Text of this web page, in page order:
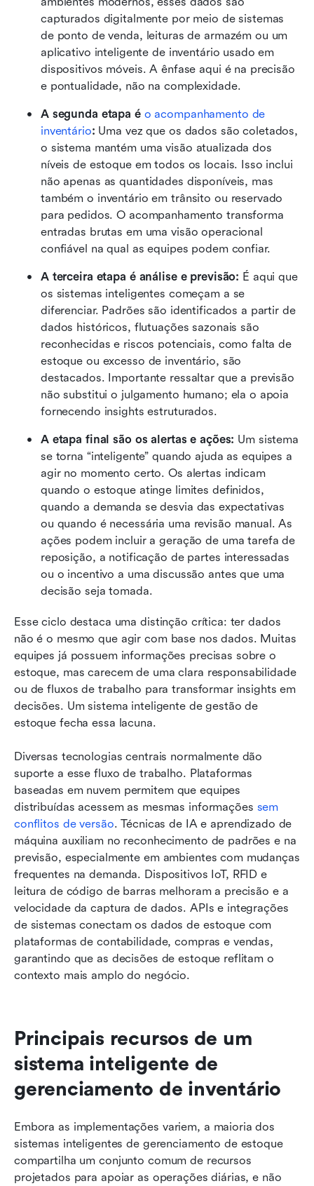
capturados digitalmente por meio de sistemas
de ponto de venda, leituras de armazém ou um
aplicativo inteligente de inventário usado em
dispositivos móveis. A ênfase aqui é na precisão
e pontualidade, não na complexidade.
A segunda etapa é o acompanhamento de
inventário: Uma vez que os dados são coletados,
o sistema mantém uma visão atualizada dos
níveis de estoque em todos os locais. Isso inclui
não apenas as quantidades disponíveis, mas
também o inventário em trânsito ou reservado
para pedidos. O acompanhamento transforma
entradas brutas em uma visão operacional
confiável na qual as equipes podem confiar.
A terceira etapa é análise e previsão: É aqui que
os sistemas inteligentes começam a se
diferenciar. Padrões são identificados a partir de
dados históricos, flutuações sazonais são
reconhecidas e riscos potenciais, como falta de
estoque ou excesso de inventário, são
destacados. Importante ressaltar que a previsão
não substitui o julgamento humano; ela o apoia
fornecendo insights estruturados.
A etapa final são os alertas e ações: Um sistema
se torna “inteligente” quando ajuda as equipes a
agir no momento certo. Os alertas indicam
quando o estoque atinge limites definidos,
quando a demanda se desvia das expectativas
ou quando é necessária uma revisão manual. As
ações podem incluir a geração de uma tarefa de
reposição, a notificação de partes interessadas
ou o incentivo a uma discussão antes que uma
decisão seja tomada.
Esse ciclo destaca uma distinção crítica: ter dados
não é o mesmo que agir com base nos dados. Muitas
equipes já possuem informações precisas sobre o
estoque, mas carecem de uma clara responsabilidade
ou de fluxos de trabalho para transformar insights em
decisões. Um sistema inteligente de gestão de
estoque fecha essa lacuna.
Diversas tecnologias centrais normalmente dão
suporte a esse fluxo de trabalho. Plataformas
baseadas em nuvem permitem que equipes
distribuídas acessem as mesmas informações sem
conflitos de versão. Técnicas de IA e aprendizado de
máquina auxiliam no reconhecimento de padrões e na
previsão, especialmente em ambientes com mudanças
frequentes na demanda. Dispositivos IoT, RFID e
leitura de código de barras melhoram a precisão e a
velocidade da captura de dados. APIs e integrações
de sistemas conectam os dados de estoque com
plataformas de contabilidade, compras e vendas,
garantindo que as decisões de estoque reflitam o
contexto mais amplo do negócio.
Principais recursos de um
sistema inteligente de
gerenciamento de inventário
Embora as implementações variem, a maioria dos
sistemas inteligentes de gerenciamento de estoque
compartilha um conjunto comum de recursos
projetados para apoiar as operações diárias, e não